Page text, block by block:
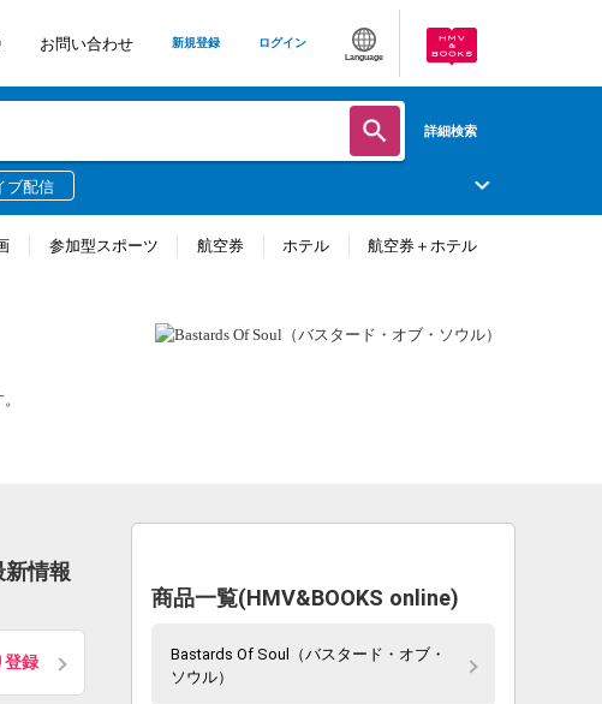
お問い合わせ 新規登録 ログイン
Language
詳細検索
ブ配信
参加型スポーツ 航空券 ホテル 航空券＋ホテル
情報
登録
商品一覧(HMV&BOOKS online)
Bastards Of Soul（バスタード・オブ・
ソウル）